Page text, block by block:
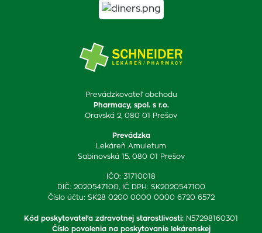
Prevádzkovateľ obchodu
Pharmacy, spol. s r.o.
Oravská 2, 080 01 Prešov
Prevádzka
Lekáreň Amuletum
Sabinovská 15, 080 01 Prešov
IČO: 31710018
DIČ: 2020547100, IČ DPH: SK2020547100
Číslo účtu: SK28 0200 0000 0000 6720 6572
Kód poskytovateľa zdravotnej starostlivosti: N57298160301
Číslo povolenia na poskytovanie lekárenskej